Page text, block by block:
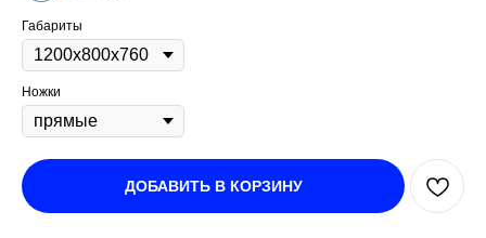
Габариты
Ножки
ДОБАВИТЬ В КОРЗИНУ